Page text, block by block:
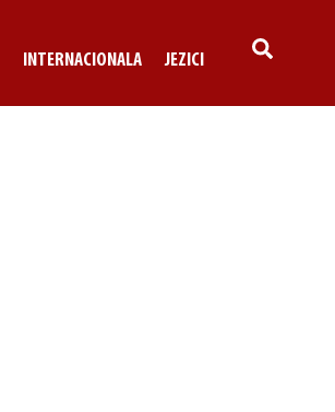
INTERNACIONALA JEZICI